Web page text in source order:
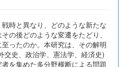
戦時と異なり、どのような新たな
の後どのような変遷をたどり、
ったのか。本研究は、その解明
交史、政治学、憲法学、経済史)
を集めた多分野横断による問題